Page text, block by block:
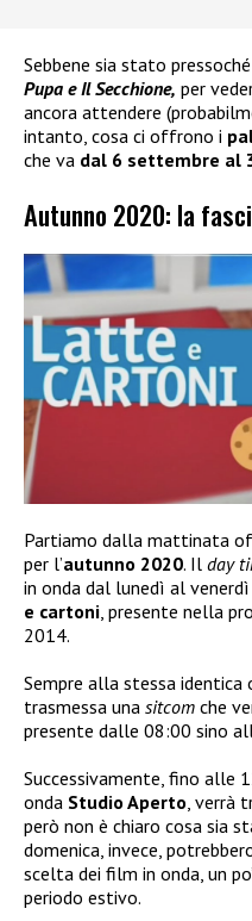
Sebbene sia stato
Pupa e Il Secchione, per
ancora attendere
intanto, cosa ci offrono i
che va dal 6 settembre al
Autunno 2020: la
Partiamo dalla mattinata
per l’autunno 2020. Il day
in onda dal lunedì al
e cartoni , presente nella
2014.
Sempre alla stessa identica
trasmessa una sitcom che
presente dalle 08:00 sino
Successivamente, fino alle
onda Studio Aperto , verrà
però non è chiaro cosa sia
domenica, invece,
scelta dei film in onda, un
periodo estivo.